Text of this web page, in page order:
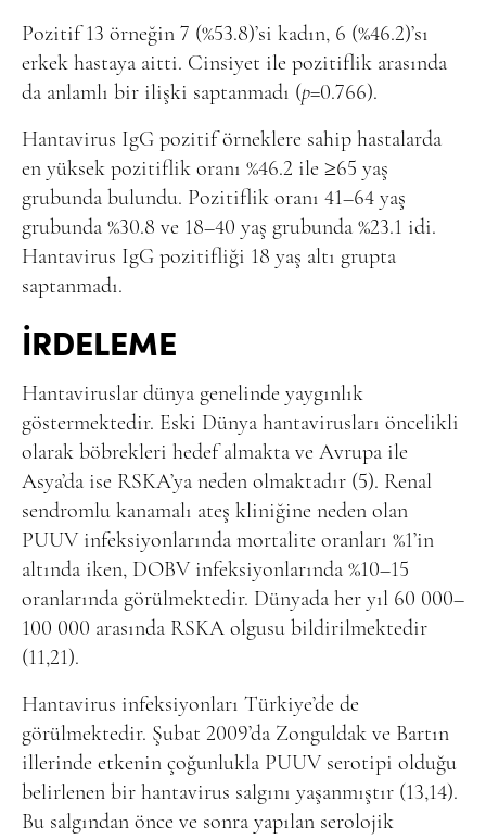
Pozitif 13 örneğin 7 (%53.8)’si kadın, 6 (%46.2)’sı
erkek hastaya aitti. Cinsiyet ile pozitiflik arasında
da anlamlı bir ilişki saptanmadı (p=0.766).
Hantavirus IgG pozitif örneklere sahip hastalarda
en yüksek pozitiflik oranı %46.2 ile ≥65 yaş
grubunda bulundu. Pozitiflik oranı 41–64 yaş
grubunda %30.8 ve 18–40 yaş grubunda %23.1 idi.
Hantavirus IgG pozitifliği 18 yaş altı grupta
saptanmadı.
İRDELEME
Hantaviruslar dünya genelinde yaygınlık
göstermektedir. Eski Dünya hantavirusları öncelikli
olarak böbrekleri hedef almakta ve Avrupa ile
Asya’da ise RSKA’ya neden olmaktadır (5). Renal
sendromlu kanamalı ateş kliniğine neden olan
PUUV infeksiyonlarında mortalite oranları %1’in
altında iken, DOBV infeksiyonlarında %10–15
oranlarında görülmektedir. Dünyada her yıl 60 000–
100 000 arasında RSKA olgusu bildirilmektedir
(11,21).
Hantavirus infeksiyonları Türkiye’de de
görülmektedir. Şubat 2009’da Zonguldak ve Bartın
illerinde etkenin çoğunlukla PUUV serotipi olduğu
belirlenen bir hantavirus salgını yaşanmıştır (13,14).
Bu salgından önce ve sonra yapılan serolojik